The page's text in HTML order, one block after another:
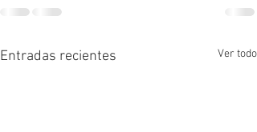
Entradas recientes Ver todo